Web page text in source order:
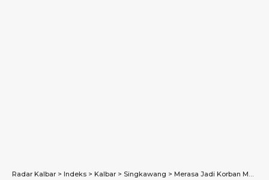
Radar Kalbar > Indeks > Kalbar > Singkawang > Merasa Jadi Korban Mafia Oknum Perbankan, Pengusaha Singkawang Sebut Aset Mereka Dirampas